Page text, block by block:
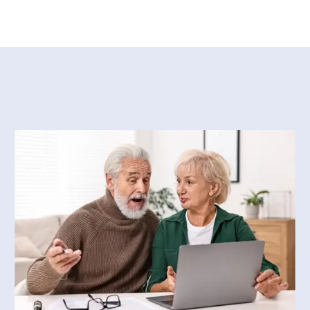
vocation : l’enseignement
en gestion des processus
le premier lexique
de cooccurrents : bourse et
1986. Une édition revue et